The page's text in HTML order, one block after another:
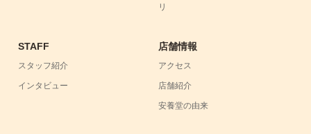
リ
STAFF
スタッフ紹介
インタビュー
店舗情報
アクセス
店舗紹介
安養堂の由来